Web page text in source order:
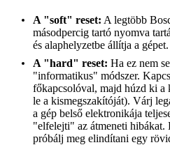
A "soft" reset: A legtöbb
másodpercig tartó nyomva
és alaphelyzetbe állítja a gépet.
A "hard" reset: Ha ez nem
"informatikus" módszer.
főkapcsolóval, majd húzd ki a
le a kismegszakítóját). Várj
a gép belső elektronikája
"elfelejti" az átmeneti hibákat.
próbálj meg elindítani egy